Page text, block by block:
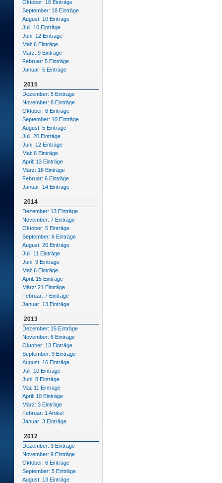
Oktober: 16 Einträge
September: 18 Einträge
August: 10 Einträge
Juli: 10 Einträge
Juni: 12 Einträge
Mai: 6 Einträge
März: 9 Einträge
Februar: 5 Einträge
Januar: 5 Einträge
2015
Dezember: 5 Einträge
November: 8 Einträge
Oktober: 6 Einträge
September: 10 Einträge
August: 5 Einträge
Juli: 20 Einträge
Juni: 12 Einträge
Mai: 6 Einträge
April: 13 Einträge
März: 16 Einträge
Februar: 6 Einträge
Januar: 14 Einträge
2014
Dezember: 13 Einträge
November: 7 Einträge
Oktober: 5 Einträge
September: 6 Einträge
August: 20 Einträge
Juli: 11 Einträge
Juni: 9 Einträge
Mai: 6 Einträge
April: 15 Einträge
März: 21 Einträge
Februar: 7 Einträge
Januar: 13 Einträge
2013
Dezember: 15 Einträge
November: 6 Einträge
Oktober: 13 Einträge
September: 9 Einträge
August: 16 Einträge
Juli: 10 Einträge
Juni: 8 Einträge
Mai: 11 Einträge
April: 10 Einträge
März: 3 Einträge
Februar: 1 Artikel
Januar: 3 Einträge
2012
Dezember: 3 Einträge
November: 9 Einträge
Oktober: 6 Einträge
September: 5 Einträge
August: 13 Einträge